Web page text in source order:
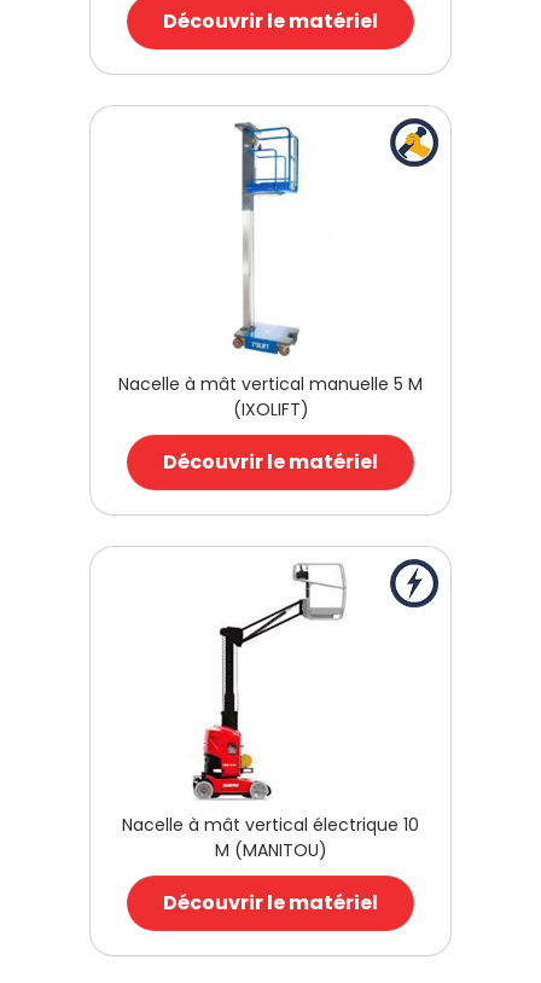
Découvrir le matériel
Nacelle à mât vertical manuelle 5 M
(IXOLIFT)
Découvrir le matériel
Nacelle à mât vertical électrique 10
M (MANITOU)
Découvrir le matériel